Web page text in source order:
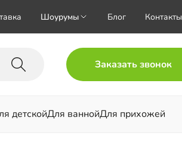
Шоурумы Блог Контакты
Заказать звонок
детскойДля ваннойДля прихожей